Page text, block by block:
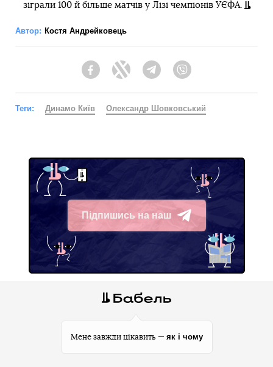
зіграли 100 й більше матчів у Лізі чемпіонів УЄФА.
Автор: Костя Андрейковець
FacebookTwitter Telegram
Теги: Динамо Київ Олександр Шовковський
Підпишись на наш
Telegram
Мене завжди цікавить — як і чому